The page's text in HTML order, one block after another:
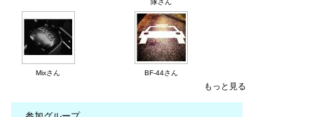
隊さん
Mixさん BF-44さん
もっと見る